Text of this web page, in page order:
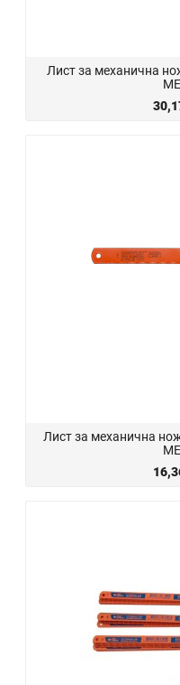
Лист за механична
Лист за механична